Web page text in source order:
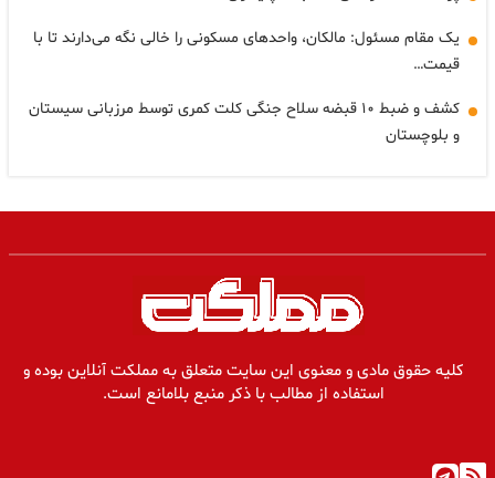
یک مقام مسئول: مالکان، واحدهای مسکونی را خالی نگه می‌دارند تا با
قیمت…
کشف و ضبط ۱۰ قبضه سلاح جنگی کلت کمری توسط مرزبانی سیستان
و بلوچستان
کلیه حقوق مادی و معنوی این سایت متعلق به مملکت آنلاین بوده و
استفاده از مطالب با ذکر منبع بلامانع است.